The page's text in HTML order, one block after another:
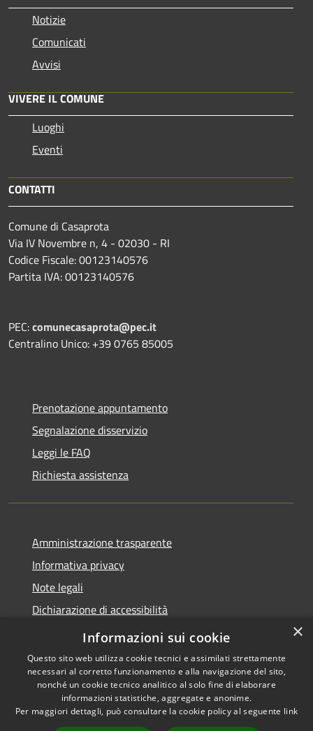
Notizie
Comunicati
Avvisi
VIVERE IL COMUNE
Luoghi
Eventi
CONTATTI
Comune di Casaprota
Via IV Novembre n, 4 - 02030 - RI
Codice Fiscale: 00123140576
Partita IVA: 00123140576
PEC:comunecasaprota@pec.it
Centralino Unico: +39 0765 85005
Prenotazione appuntamento
Segnalazione disservizio
Leggi le FAQ
Richiesta assistenza
Amministrazione trasparente
Informativa privacy
Note legali
Dichiarazione di accessibilità
Obiettivi accessibilità 2024
Accessibilità
Copyright © 2026 • Comune di
Casaprota • Powered by
×
Informazioni sui cookie
Questo sito web utilizza cookie tecnici e assimilati strettamente
necessari al corretto funzionamento e alla navigazione del sito,
nonché un cookie tecnico analitico al solo fine di elaborare
informazioni statistiche, aggregate e anonime.
Per maggiori dettagli, può consultare la cookie policy al seguente link